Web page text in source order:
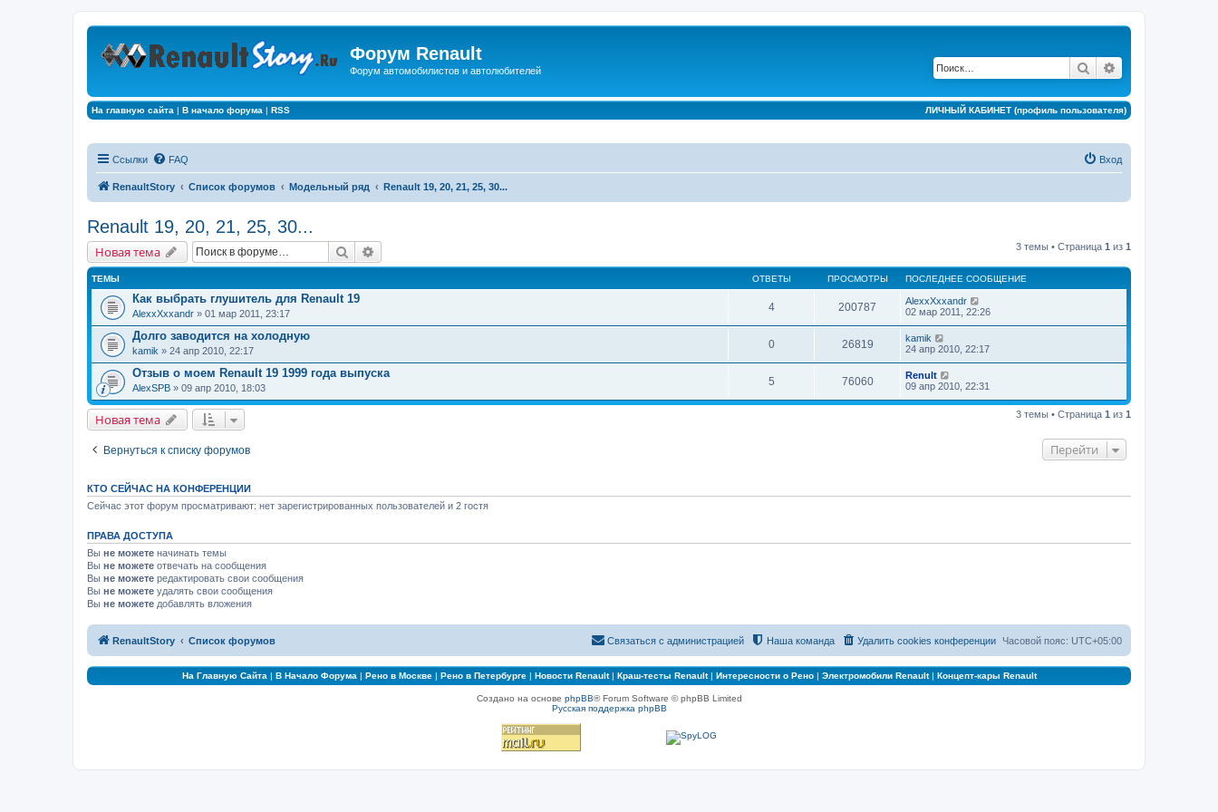
Форум Renault
Форум автомобилистов и автолюбителей Поиск
На главную сайта | В начало форума | RSS ЛИЧНЫЙ КАБИНЕТ (профиль пользователя)
Ссылки FAQ Вход
RenaultStory Список форумов Модельный ряд Renault 19, 20, 21, 25, 30...
Renault 19, 20, 21, 25, 30...
Новая тема Поиск 3 темы • Страница 1 из 1
ТЕМЫ ОТВЕТЫ ПРОСМОТРЫ ПОСЛЕДНЕЕ СООБЩЕНИЕ
Как выбрать глушитель для Renault 19
AlexxXxxandr » 01 мар 2011, 23:17
4 200787
AlexxXxxandr
02 мар 2011, 22:26
Долго заводится на холодную
kamik » 24 апр 2010, 22:17
0 26819
kamik
24 апр 2010, 22:17
Отзыв о моем Renault 19 1999 года выпуска
AlexSPB » 09 апр 2010, 18:03
5 76060
Renult
09 апр 2010, 22:31
Новая тема 3 темы • Страница 1 из 1
Вернуться к списку форумов Перейти
КТО СЕЙЧАС НА КОНФЕРЕНЦИИ
Сейчас этот форум просматривают: нет зарегистрированных пользователей и 2 гостя
ПРАВА ДОСТУПА
Вы не можете начинать темы
Вы не можете отвечать на сообщения
Вы не можете редактировать свои сообщения
Вы не можете удалять свои сообщения
Вы не можете добавлять вложения
RenaultStory Список форумов Часовой пояс: UTC+05:00
Удалить cookies конференции
Наша команда
Связаться с администрацией
На Главную Сайта | В Начало Форума | Рено в Москве| Рено в Петербурге| Новости Renault| Краш-тесты Renault| Интересности о Рено| Электромобили Renault| Концепт-кары Renault
Создано на основе phpBB® Forum Software © phpBB Limited
Русская поддержка phpBB